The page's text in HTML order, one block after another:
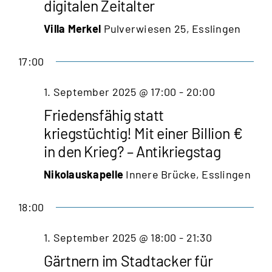
digitalen Zeitalter
Villa Merkel Pulverwiesen 25, Esslingen
17:00
1. September 2025 @ 17:00 - 20:00
Friedensfähig statt
kriegstüchtig! Mit einer Billion €
in den Krieg? – Antikriegstag
Nikolauskapelle Innere Brücke, Esslingen
18:00
1. September 2025 @ 18:00 - 21:30
Gärtnern im Stadtacker für
Montag,
1,
Dienstag,
2,
Mittwoch,
3,
Donnerstag,
4,
Freitag,
5,
Samstag,
6,
7,